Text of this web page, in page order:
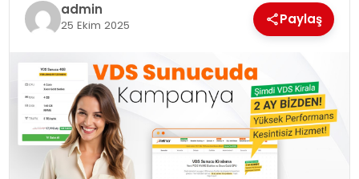
admin
25 Ekim 2025 Paylaş